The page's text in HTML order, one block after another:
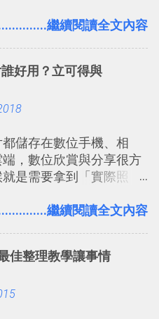
中記錄重點。 3. 「 有彈性
可以在任何地方和公司
你需要中文版的同類平
JANDI 高效率團隊通訊
增 ： Sortd for Slack：
串介面變成專案任務排
的「我的地圖」服
來說可以打造出一張一
如我之前在製作一本新
灣推薦空拍地點地圖
線！ Google 「我的地
旅行路線時可以解決許
地點名稱地址常常難懂，
線之外，自訂地圖還能補
二方面事後就是最好的
都能在手機上查看這次
繼續閱讀全文內容
好用？立可得與
儲存在數位手機、相
，數位欣賞與分享很方
是需要拿到「實際照
框 用照片來當小禮物 把照
不花時間、立即拿到、
印表機），又不想跑照
繼續閱讀全文內容
佳整理教學讓事情